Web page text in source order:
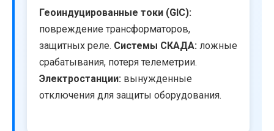
Геоиндуцированные токи (GIC):
повреждение трансформаторов,
защитных реле. Системы СКАДА: ложные
срабатывания, потеря телеметрии.
Электростанции: вынужденные
отключения для защиты оборудования.